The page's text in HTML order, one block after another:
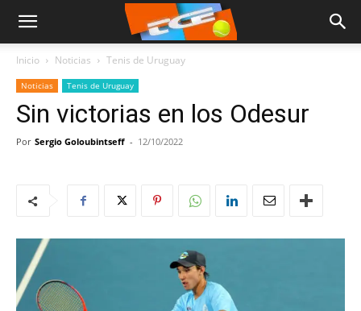
Inicio Noticias Tenis de Uruguay
Noticias Tenis de Uruguay
Sin victorias en los Odesur
Por Sergio Goloubintseff - 12/10/2022